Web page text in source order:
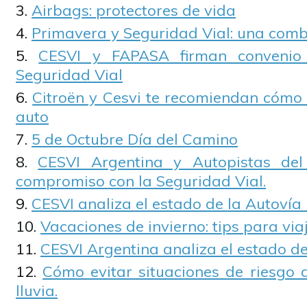
Airbags: protectores de vida
Primavera y Seguridad Vial: una
CESVI y FAPASA firman
Seguridad Vial
Citroën y Cesvi te recomiendan
auto
5 de Octubre Día del Camino
CESVI Argentina y Autopistas
compromiso con la Seguridad Vial.
CESVI analiza el estado de la Autovía
Vacaciones de invierno: tips para
CESVI Argentina analiza el estado
Cómo evitar situaciones de riesgo
lluvia.